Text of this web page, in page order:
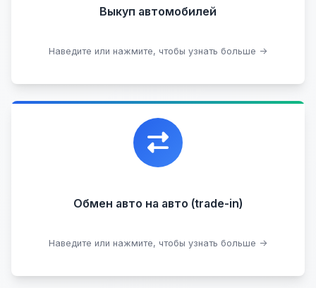
Выкуп автомобилей
Наведите или нажмите, чтобы узнать больше →
Проблемные
В залоге
Узнать стоимость
Обмен авто на авто (trade-in)
Наведите или нажмите, чтобы узнать больше →
Уникальная возможность обменять ваш
автомобиль с доплатой, подобрав вам
подходящий вариант.
Подобрать авто